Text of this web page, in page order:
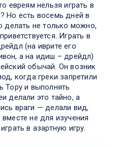
евреям нельзя играть в
Но есть восемь дней в
делать не только можно,
Играть в
(на иврите его
а на идиш – дрейдл)
обычай. Он возник
когда греки запретили
Тору и выполнять
делали это тайно, а
враги — делали вид,
не для изучения
в азартную игру.